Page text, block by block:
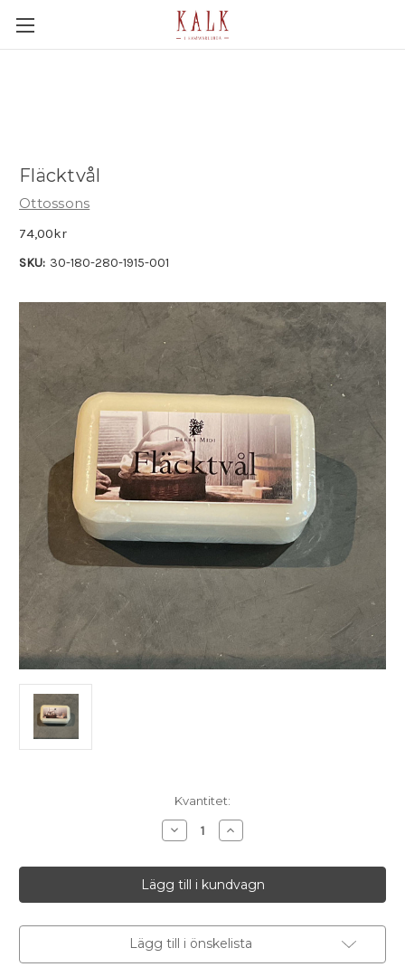
Fläcktvål
Ottossons
74,00kr
SKU: 30-180-280-1915-001
Kvantitet:
Minska
antalet
Öka
antalet
Lägg till i önskelista